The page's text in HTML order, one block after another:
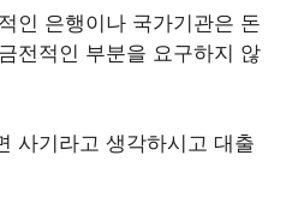
인 은행이나 국가기관은 돈
전적인 부분을 요구하지 않
사기라고 생각하시고 대출